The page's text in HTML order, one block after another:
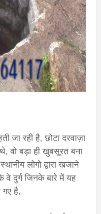
रही है, छोटा दरवाज़ा
वो बड़ा ही खुबसूरत बना
लोगो द्वारा खजाने
दुर्ग जिनके बारे में यह
गए है,